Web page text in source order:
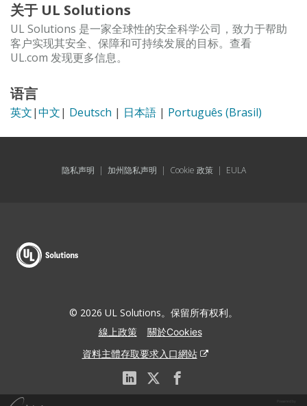
关于 UL Solutions
UL Solutions 是一家全球性的安全科学公司，致力于帮助
客户实现其安全、保障和可持续发展的目标。查看
UL.com 发现更多信息。
语言
英文|中文| Deutsch | 日本語 | Português (Brasil)
隐私声明 | 加州隐私声明 | Cookie 政策| EULA
© 2026 UL Solutions。保留所有权利。
線上政策
關於Cookies
資料主體存取要求入口網站